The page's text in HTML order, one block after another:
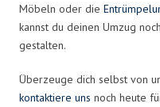
Möbeln oder die
kannst du deinen Umzug
gestalten.
Überzeuge dich selbst von
kontaktiere uns noch heute